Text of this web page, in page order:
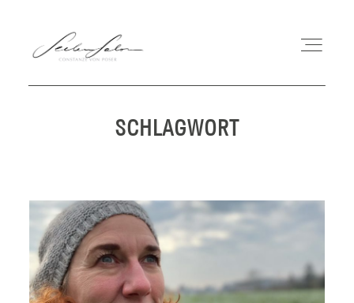
WORKSHOPS
BUCH
SCHLAGWORT